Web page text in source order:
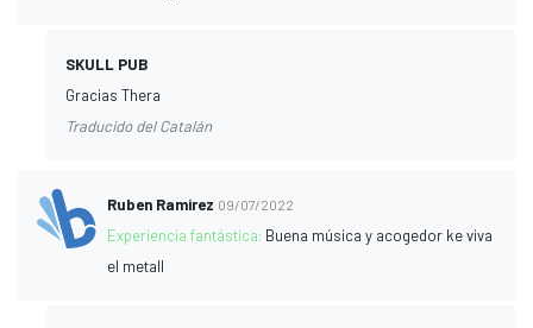
SKULL PUB
Gracias Thera
Traducido del Catalán
Ruben Ramirez 09/07/2022
Experiencia fantástica: Buena música y acogedor ke viva
el metall